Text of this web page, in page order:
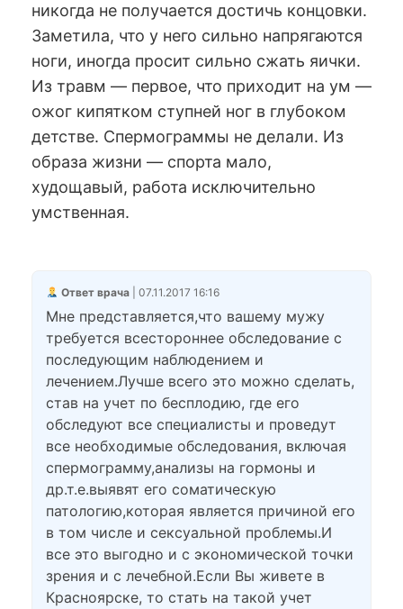
никогда не получается достичь концовки.
Заметила, что у него сильно напрягаются
ноги, иногда просит сильно сжать яички.
Из травм — первое, что приходит на ум —
ожог кипятком ступней ног в глубоком
детстве. Спермограммы не делали. Из
образа жизни — спорта мало,
худощавый, работа исключительно
умственная.
Ответ врача| 07.11.2017 16:16
Мне представляется,что вашему мужу
требуется всестороннее обследование с
последующим наблюдением и
лечением.Лучше всего это можно сделать,
став на учет по бесплодию, где его
обследуют все специалисты и проведут
все необходимые обследования, включая
спермограмму,анализы на гормоны и
др.т.е.выявят его соматическую
патологию,которая является причиной его
в том числе и сексуальной проблемы.И
все это выгодно и с экономической точки
зрения и с лечебной.Если Вы живете в
Красноярске, то стать на такой учет